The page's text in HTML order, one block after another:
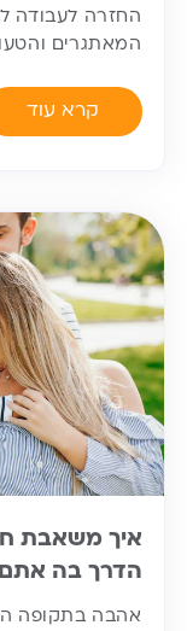
החזרה לעבודה
המאתגרים
קרא עוד
איך משאבת
הדרך בה אתם
אהבה בתקופה